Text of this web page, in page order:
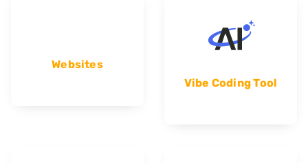
Websites
Vibe Coding Tool